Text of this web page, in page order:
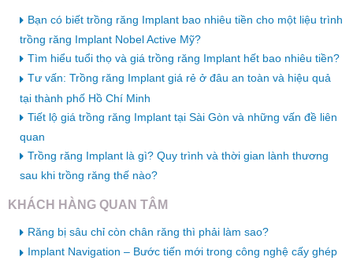
Bạn có biết trồng răng Implant bao nhiêu tiền cho một liệu trình
trồng răng Implant Nobel Active Mỹ?
Tìm hiểu tuổi thọ và giá trồng răng Implant hết bao nhiêu tiền?
Tư vấn: Trồng răng Implant giá rẻ ở đâu an toàn và hiệu quả
tại thành phố Hồ Chí Minh
Tiết lộ giá trồng răng Implant tại Sài Gòn và những vấn đề liên
quan
Trồng răng Implant là gì? Quy trình và thời gian lành thương
sau khi trồng răng thế nào?
KHÁCH HÀNG QUAN TÂM
Răng bị sâu chỉ còn chân răng thì phải làm sao?
Implant Navigation – Bước tiến mới trong công nghệ cấy ghép